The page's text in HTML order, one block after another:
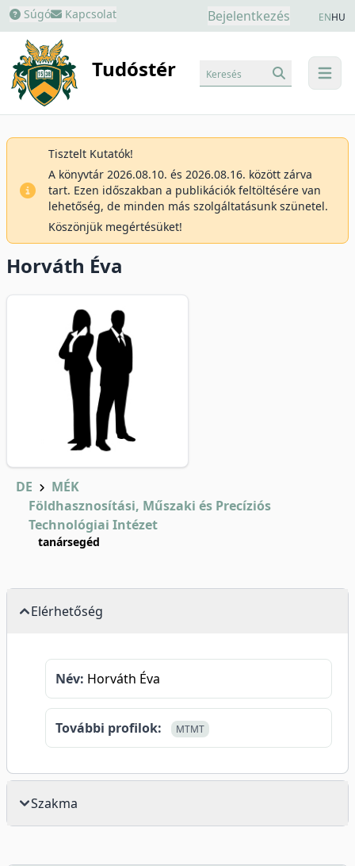
Súgó Kapcsolat Bejelentkezés ENHU
Tudóstér menu
Keresés
Tisztelt Kutatók!
A könyvtár 2026.08.10. és 2026.08.16. között zárva
tart. Ezen időszakban a publikációk feltöltésére van
lehetőség, de minden más szolgáltatásunk szünetel.
Köszönjük megértésüket!
Horváth Éva
DE
MÉK
Földhasznosítási, Műszaki és Precíziós
Technológiai Intézet
tanársegéd
Elérhetőség
Név: Horváth Éva
További profilok: MTMT
Szakma